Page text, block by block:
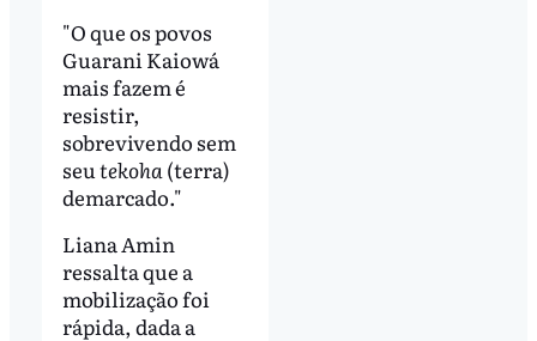
"O que os povos
Guarani Kaiowá
mais fazem é
resistir,
sobrevivendo sem
seu tekoha (terra)
demarcado."
Liana Amin
ressalta que a
mobilização foi
rápida, dada a